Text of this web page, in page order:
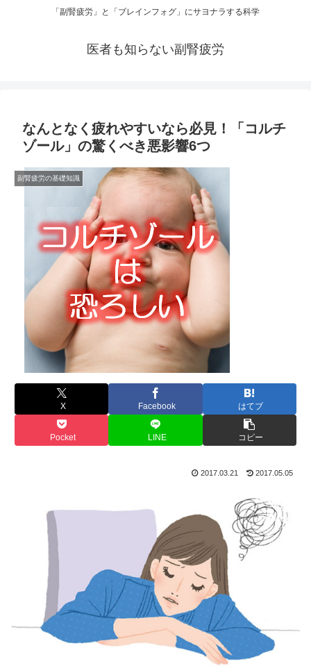
「副腎疲労」と「ブレインフォグ」にサヨナラする科学
医者も知らない副腎疲労
なんとなく疲れやすいなら必見！「コルチ
ゾール」の驚くべき悪影響6つ
副腎疲労の基礎知識
X Facebook はてブ
Pocket LINE コピー
2017.03.21 2017.05.05